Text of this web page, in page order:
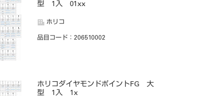
型 1入 01xx
ホリコ
品目コード ：206510002
ホリコダイヤモンドポイントFG 大
型 1入 1x